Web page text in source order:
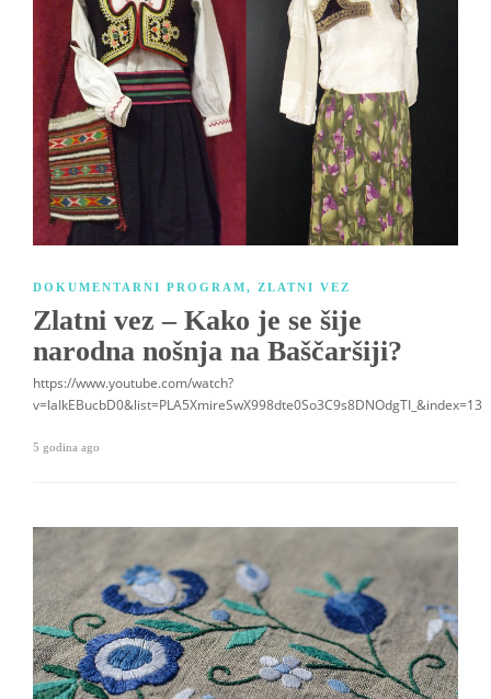
DOKUMENTARNI PROGRAM, ZLATNI VEZ
Zlatni vez – Kako je se šije
narodna nošnja na Baščaršiji?
https://www.youtube.com/watch?
v=IaIkEBucbD0&list=PLA5XmireSwX998dte0So3C9s8DNOdgTI_&index=13
5 godina ago